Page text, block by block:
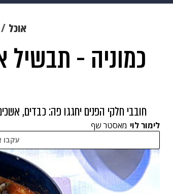
תרבות
דיגיטל גאווה
אוכל
כמוניה - תבשיל
חובבי חלקי הפנים יחגגו פה: כבדים,
לימור לוי מאסטר שף
עקבו